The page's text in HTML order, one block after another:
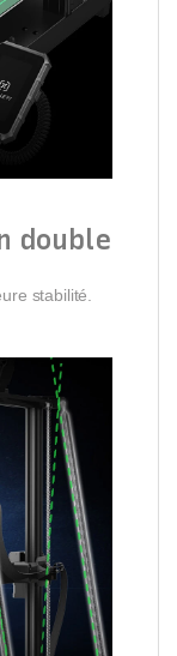
double
stabilité.